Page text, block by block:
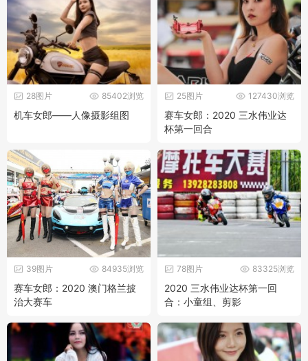
85402浏览
28图片
机车女郎——人像摄影组图
127430浏览
25图片
赛车女郎：2020 三水伟业达
杯第一回合
84935浏览
39图片
赛车女郎：2020 澳门格兰披
治大赛车
83325浏览
78图片
2020 三水伟业达杯第一回
合：小童组、剪影